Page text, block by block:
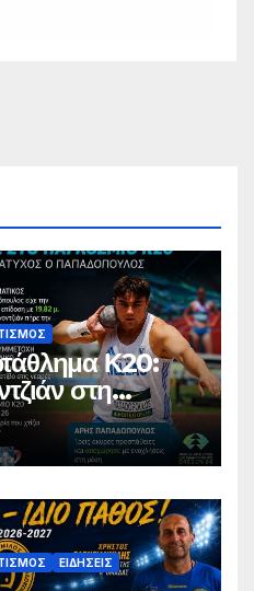
Κ20:
στη
ο
τελικό
ΕΙΔΉΣΕΙΣ